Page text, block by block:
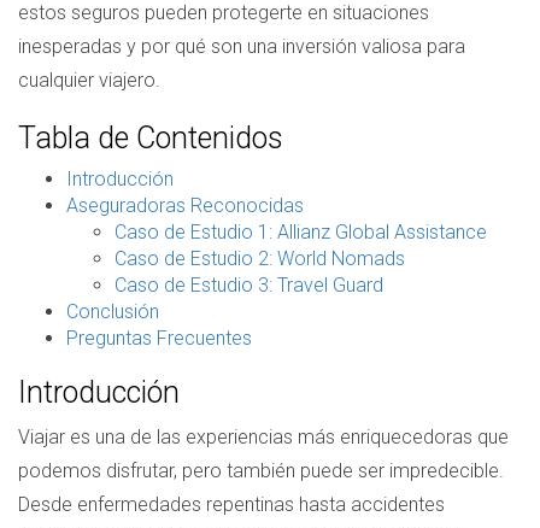
estos seguros pueden protegerte en situaciones
inesperadas y por qué son una inversión valiosa para
cualquier viajero.
Tabla de Contenidos
Introducción
Aseguradoras Reconocidas
Caso de Estudio 1: Allianz Global Assistance
Caso de Estudio 2: World Nomads
Caso de Estudio 3: Travel Guard
Conclusión
Preguntas Frecuentes
Introducción
Viajar es una de las experiencias más enriquecedoras que
podemos disfrutar, pero también puede ser impredecible.
Desde enfermedades repentinas hasta accidentes